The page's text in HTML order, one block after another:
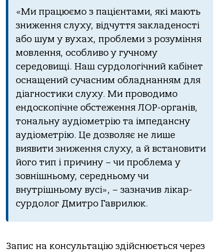
«Ми працюємо з пацієнтами, які мають
зниження слуху, відчуття закладеності
або шум у вухах, проблеми з розуміння
мовлення, особливо у гучному
середовищі. Наш сурдологічний кабінет
оснащений сучасним обладнанням для
діагностики слуху. Ми проводимо
ендоскопічне обстеження ЛОР-органів,
тональну аудіометрію та імпедансну
аудіометрію. Це дозволяє не лише
виявити зниження слуху, а й встановити
його тип і причину – чи проблема у
зовнішньому, середньому чи
внутрішньому вусі», – зазначив лікар-
сурдолог Дмитро Гаврилюк.
Запис на консультацію здійснюється через